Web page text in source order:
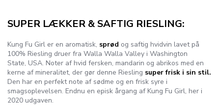
SUPER LÆKKER & SAFTIG RIESLING:
Kung Fu Girl er en aromatisk, sprød og saftig hvidvin lavet på
100% Riesling druer fra Walla Walla Valley i Washington
State, USA. Noter af hvid fersken, mandarin og abrikos med en
kerne af mineralitet, der gør denne Riesling super frisk i sin stil.
Den har en perfekt note af sødme og en frisk syre i
smagsoplevelsen. Endnu en episk årgang af Kung Fu Girl, her i
2020 udgaven.